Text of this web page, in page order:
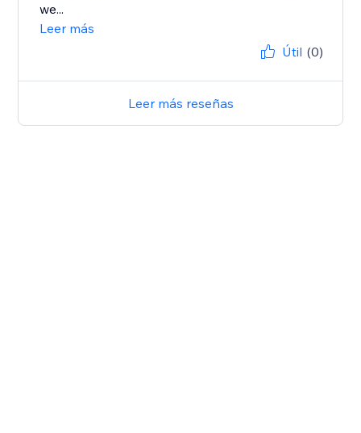
we...
Leer más
Útil (0)
Leer más reseñas